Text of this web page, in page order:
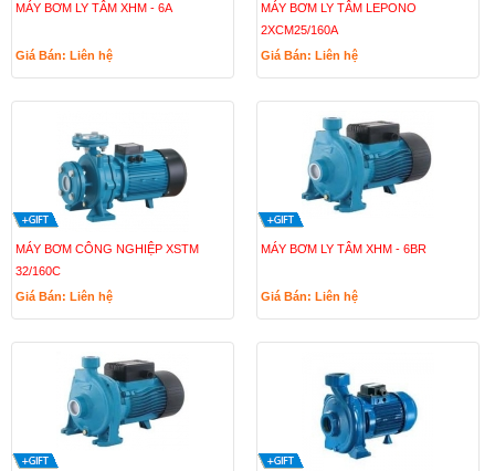
MÁY BƠM LY TÂM XHM - 6A
Giá Bán: Liên hệ
MÁY BƠM LY TÂM LEPONO
2XCM25/160A
Giá Bán: Liên hệ
MÁY BƠM CÔNG NGHIỆP XSTM
32/160C
Giá Bán: Liên hệ
MÁY BƠM LY TÂM XHM - 6BR
Giá Bán: Liên hệ